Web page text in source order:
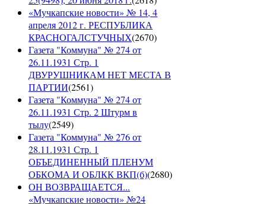
«Мучкапские новости» № 14, 4
апреля 2012 г. РЕСПУБЛИКА
КРАСНОГАЛСТУЧНЫХ(2670)
Газета "Коммуна" № 274 от
26.11.1931 Стр. 1
ДВУРУШНИКАМ НЕТ МЕСТА В
ПАРТИИ(2561)
Газета "Коммуна" № 274 от
26.11.1931 Стр. 2 Штурм в
тылу(2549)
Газета "Коммуна" № 276 от
28.11.1931 Стр. 1
ОБЪЕДИНЕННЫЙ ПЛЕНУМ
ОБКОМА И ОБЛКК ВКП(б)(2680)
ОН ВОЗВРАЩАЕТСЯ...
«Мучкапские новости» №24